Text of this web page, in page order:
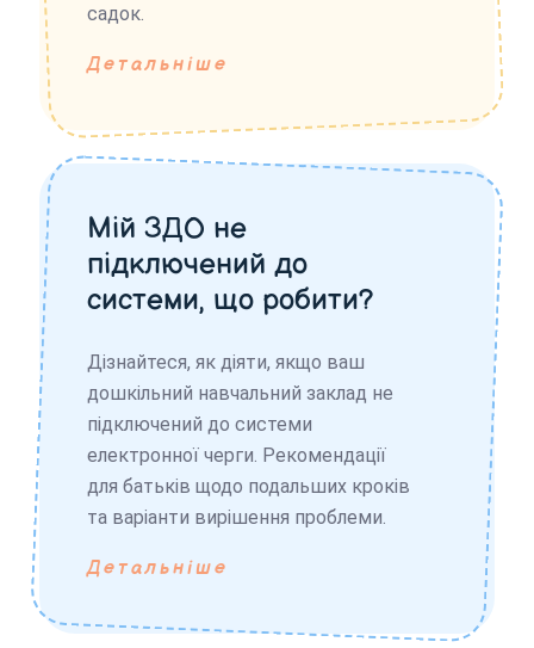
садок.
Детальніше
Мій ЗДО не
підключений до
системи, що робити?
Дізнайтеся, як діяти, якщо ваш
дошкільний навчальний заклад не
підключений до системи
електронної черги. Рекомендації
для батьків щодо подальших кроків
та варіанти вирішення проблеми.
Детальніше